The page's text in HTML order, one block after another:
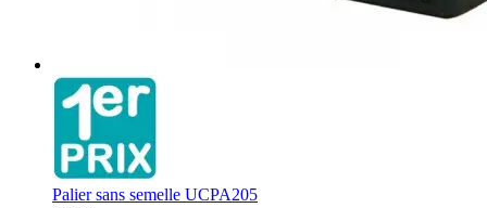
Palier sans semelle UCPA205